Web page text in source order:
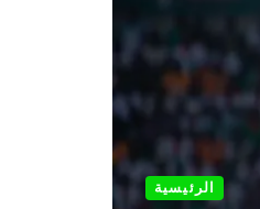
الرئيسية